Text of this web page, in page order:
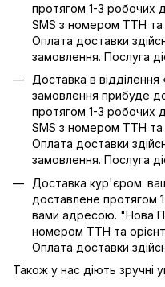
протягом 1-3 робочих
SMS з номером ТТН
Оплата доставки
замовлення. Послуга
Доставка в
замовлення прибуде
протягом 1-3 робочих
SMS з номером ТТН
Оплата доставки
замовлення. Послуга
Доставка кур'єром:
доставлене протягом
вами адресою. "Нова
номером ТТН та
Оплата доставки
Також у нас діють зручні